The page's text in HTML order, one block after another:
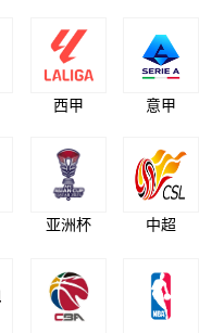
西甲 意甲
亚洲杯 中超